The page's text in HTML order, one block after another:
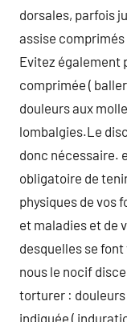
dorsales, parfois
assise
Evitez également
comprimée (
douleurs aux
lombalgies.Le
donc nécessaire.
obligatoire de
physiques de vos
et maladies et de
desquelles se
nous le nocif
torturer :
indiquée (